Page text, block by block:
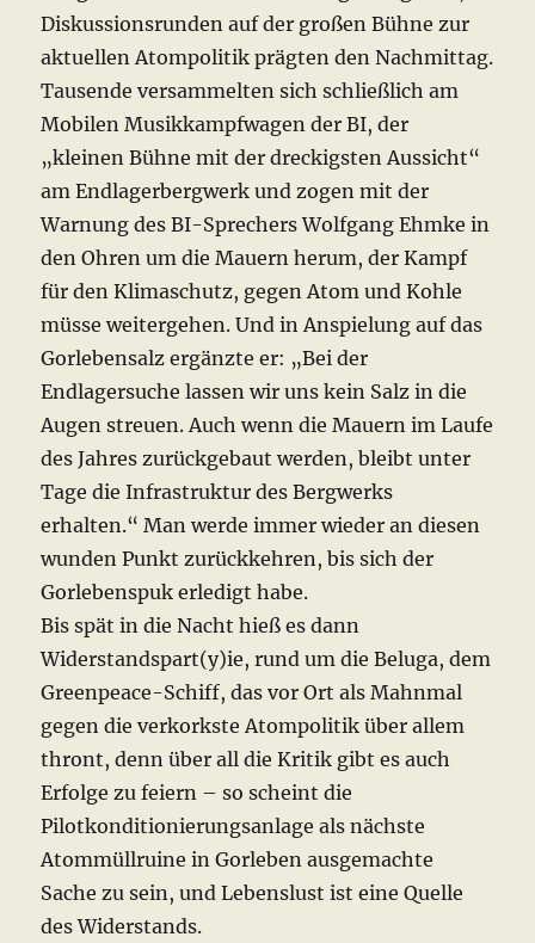
Diskussionsrunden auf der großen Bühne zur
aktuellen Atompolitik prägten den Nachmittag.
Tausende versammelten sich schließlich am
Mobilen Musikkampfwagen der BI, der
„kleinen Bühne mit der dreckigsten Aussicht“
am Endlagerbergwerk und zogen mit der
Warnung des BI-Sprechers Wolfgang Ehmke in
den Ohren um die Mauern herum, der Kampf
für den Klimaschutz, gegen Atom und Kohle
müsse weitergehen. Und in Anspielung auf das
Gorlebensalz ergänzte er: „Bei der
Endlagersuche lassen wir uns kein Salz in die
Augen streuen. Auch wenn die Mauern im Laufe
des Jahres zurückgebaut werden, bleibt unter
Tage die Infrastruktur des Bergwerks
erhalten.“ Man werde immer wieder an diesen
wunden Punkt zurückkehren, bis sich der
Gorlebenspuk erledigt habe.
Bis spät in die Nacht hieß es dann
Widerstandspart(y)ie, rund um die Beluga, dem
Greenpeace-Schiff, das vor Ort als Mahnmal
gegen die verkorkste Atompolitik über allem
thront, denn über all die Kritik gibt es auch
Erfolge zu feiern – so scheint die
Pilotkonditionierungsanlage als nächste
Atommüllruine in Gorleben ausgemachte
Sache zu sein, und Lebenslust ist eine Quelle
des Widerstands.